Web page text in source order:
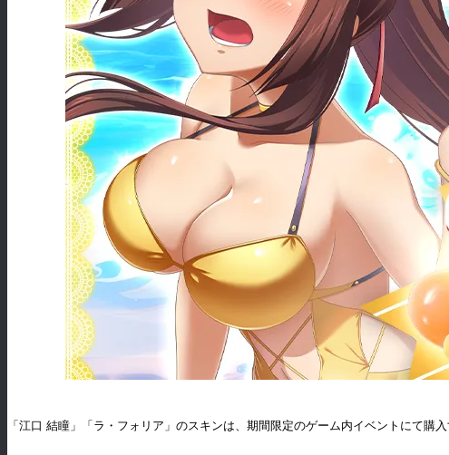
「江口 結瞳」「ラ・フォリア」のスキンは、期間限定のゲーム内イベントにて